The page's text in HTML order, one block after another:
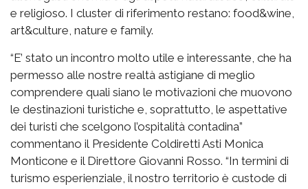
e religioso. I cluster di riferimento restano: food&wine,
art&culture, nature e family.
“E’ stato un incontro molto utile e interessante, che ha
permesso alle nostre realtà astigiane di meglio
comprendere quali siano le motivazioni che muovono
le destinazioni turistiche e, soprattutto, le aspettative
dei turisti che scelgono l’ospitalità contadina”
commentano il Presidente Coldiretti Asti Monica
Monticone e il Direttore Giovanni Rosso. “In termini di
turismo esperienziale, il nostro territorio è custode di